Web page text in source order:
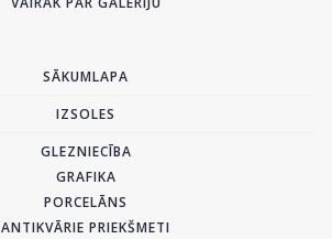
SĀKUMLAPA
IZSOLES
GLEZNIECĪBA
GRAFIKA
PORCELĀNS
ANTIKVĀRIE PRIEKŠMETI